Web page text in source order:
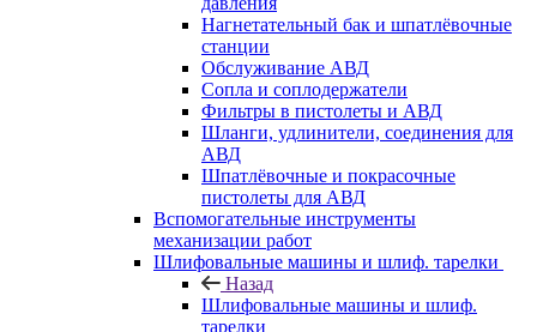
Нагнетательный бак и шпатлёвочные
станции
Обслуживание АВД
Сопла и соплодержатели
Фильтры в пистолеты и АВД
Шланги, удлинители, соединения для
АВД
Шпатлёвочные и покрасочные
пистолеты для АВД
Вспомогательные инструменты
механизации работ
Шлифовальные машины и шлиф. тарелки
Назад
Шлифовальные машины и шлиф.
тарелки